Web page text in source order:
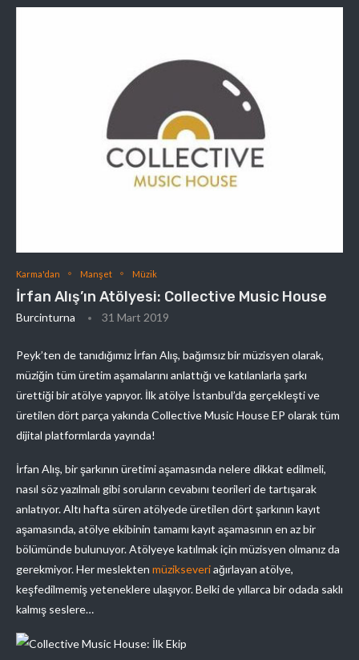
Karma'dan Manşet Müzik
İrfan Alış’ın Atölyesi: Collective Music House
Burcinturna 31 Mart 2019
Peyk’ten de tanıdığımız İrfan Alış, bağımsız bir müzisyen olarak,
müziğin tüm üretim aşamalarını anlattığı ve katılanlarla şarkı
ürettiği bir atölye yapıyor. İlk atölye İstanbul’da gerçekleşti ve
üretilen dört parça yakında Collective Music House EP olarak tüm
dijital platformlarda yayında!
İrfan Alış, bir şarkının üretimi aşamasında nelere dikkat edilmeli,
nasıl söz yazılmalı gibi soruların cevabını teorileri de tartışarak
anlatıyor. Altı hafta süren atölyede üretilen dört şarkının kayıt
aşamasında, atölye ekibinin tamamı kayıt aşamasının en az bir
bölümünde bulunuyor. Atölyeye katılmak için müzisyen olmanız da
gerekmiyor. Her meslekten müzikseveriağırlayan atölye,
keşfedilmemiş yeteneklere ulaşıyor. Belki de yıllarca bir odada saklı
kalmış seslere…